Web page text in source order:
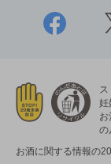
妊
お
の
お酒に関する情報の